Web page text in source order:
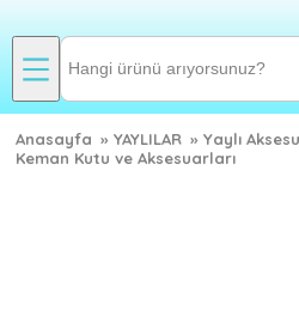
Anasayfa » YAYLILAR » Yaylı
Keman Kutu ve Aksesuarları